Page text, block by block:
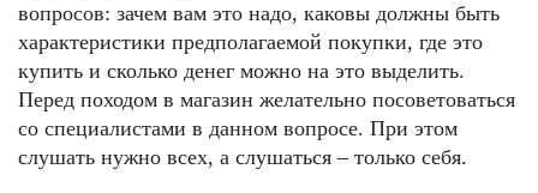
вопросов: зачем вам это надо, каковы должны быть
характеристики предполагаемой покупки, где это
купить и сколько денег можно на это выделить.
Перед походом в магазин желательно посоветоваться
со специалистами в данном вопросе. При этом
слушать нужно всех, а слушаться – только себя.